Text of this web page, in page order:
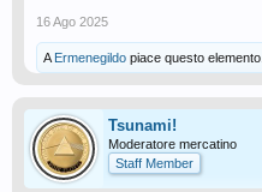
16 Ago 2025
A Ermenegildo piace questo elemento.
Tsunami!
Moderatore mercatino
Staff Member